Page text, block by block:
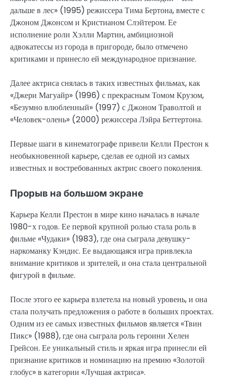
дальше в лес» (1995) режиссера Тима Бертона, вместе с
Джоном Джонсом и Кристианом Слэйтером. Ее
исполнение роли Хэлли Мартин, амбициозной
адвокатессы из города в пригороде, было отмечено
критиками и принесло ей международное признание.
Далее актриса снялась в таких известных фильмах, как
«Джери Магуайр» (1996) с прекрасным Томом Крузом,
«Безумно влюбленный» (1997) с Джоном Траволтой и
«Человек-олень» (2000) режиссера Лэйра Беттертона.
Первые шаги в кинематографе привели Келли Престон к
необыкновенной карьере, сделав ее одной из самых
известных и востребованных актрис своего поколения.
Прорыв на большом экране
Карьера Келли Престон в мире кино началась в начале
1980-х годов. Ее первой крупной ролью стала роль в
фильме «Чудаки» (1983), где она сыграла девушку-
наркоманку Кэндис. Ее выдающаяся игра привлекла
внимание критиков и зрителей, и она стала центральной
фигурой в фильме.
После этого ее карьера взлетела на новый уровень, и она
стала получать предложения о работе в больших проектах.
Одним из ее самых известных фильмов является «Твин
Пикс» (1988), где она сыграла роль героини Хелен
Грейсон. Ее уникальный стиль и яркая игра принесли ей
признание критиков и номинацию на премию «Золотой
глобус» в категории «Лучшая актриса».